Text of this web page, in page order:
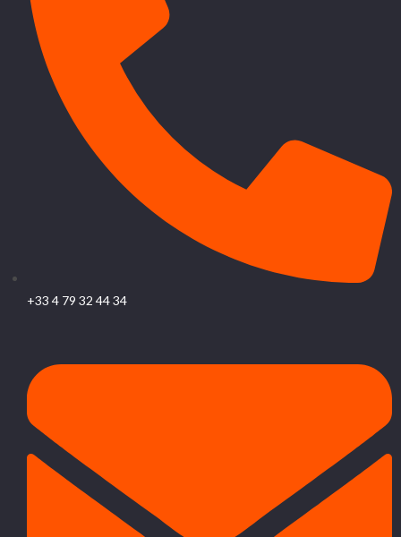
+33 4 79 32 44 34